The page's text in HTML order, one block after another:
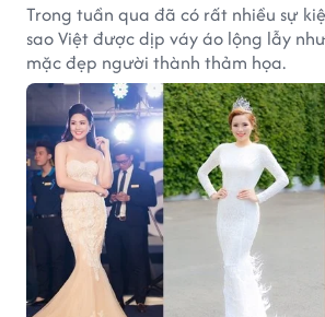
Trong tuần qua đã có rất nhiều sự
sao Việt được dịp váy áo lộng lẫy
mặc đẹp người thành thảm họa.